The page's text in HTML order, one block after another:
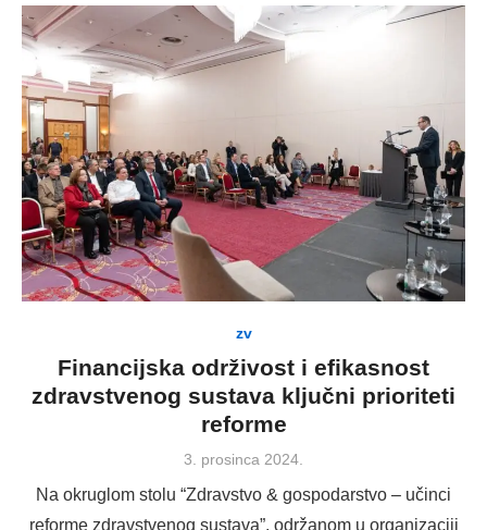
zv
Financijska održivost i efikasnost
zdravstvenog sustava ključni prioriteti
reforme
Posted
3. prosinca 2024.
Na okruglom stolu “Zdravstvo & gospodarstvo – učinci
reforme zdravstvenog sustava”, održanom u organizaciji